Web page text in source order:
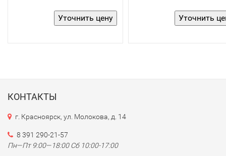
КОНТАКТЫ
г. Красноярск, ул. Молокова, д. 14
8 391 290-21-57
Пн—Пт 9:00—18:00 Сб 10:00-17:00